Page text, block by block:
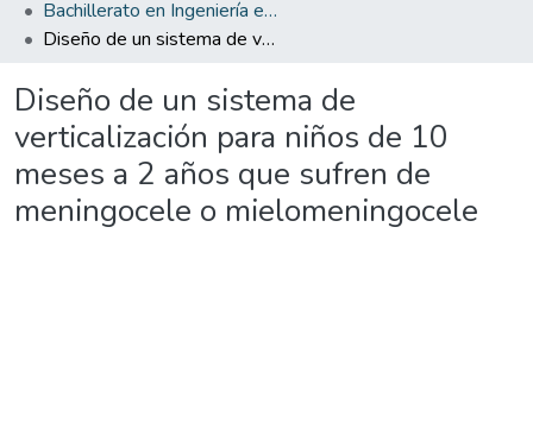
Bachillerato en Ingeniería en Diseño Industrial
Diseño de un sistema de verticalización para niños de 10 meses a 2 años que sufren de meningocele o mielomeningocele
Diseño de un sistema de
verticalización para niños de 10
meses a 2 años que sufren de
meningocele o mielomeningocele